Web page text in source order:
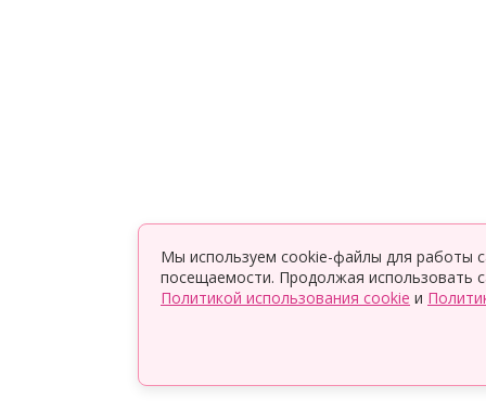
Мы используем cookie-файлы для работы
посещаемости. Продолжая использовать
Политикой использования cookie и